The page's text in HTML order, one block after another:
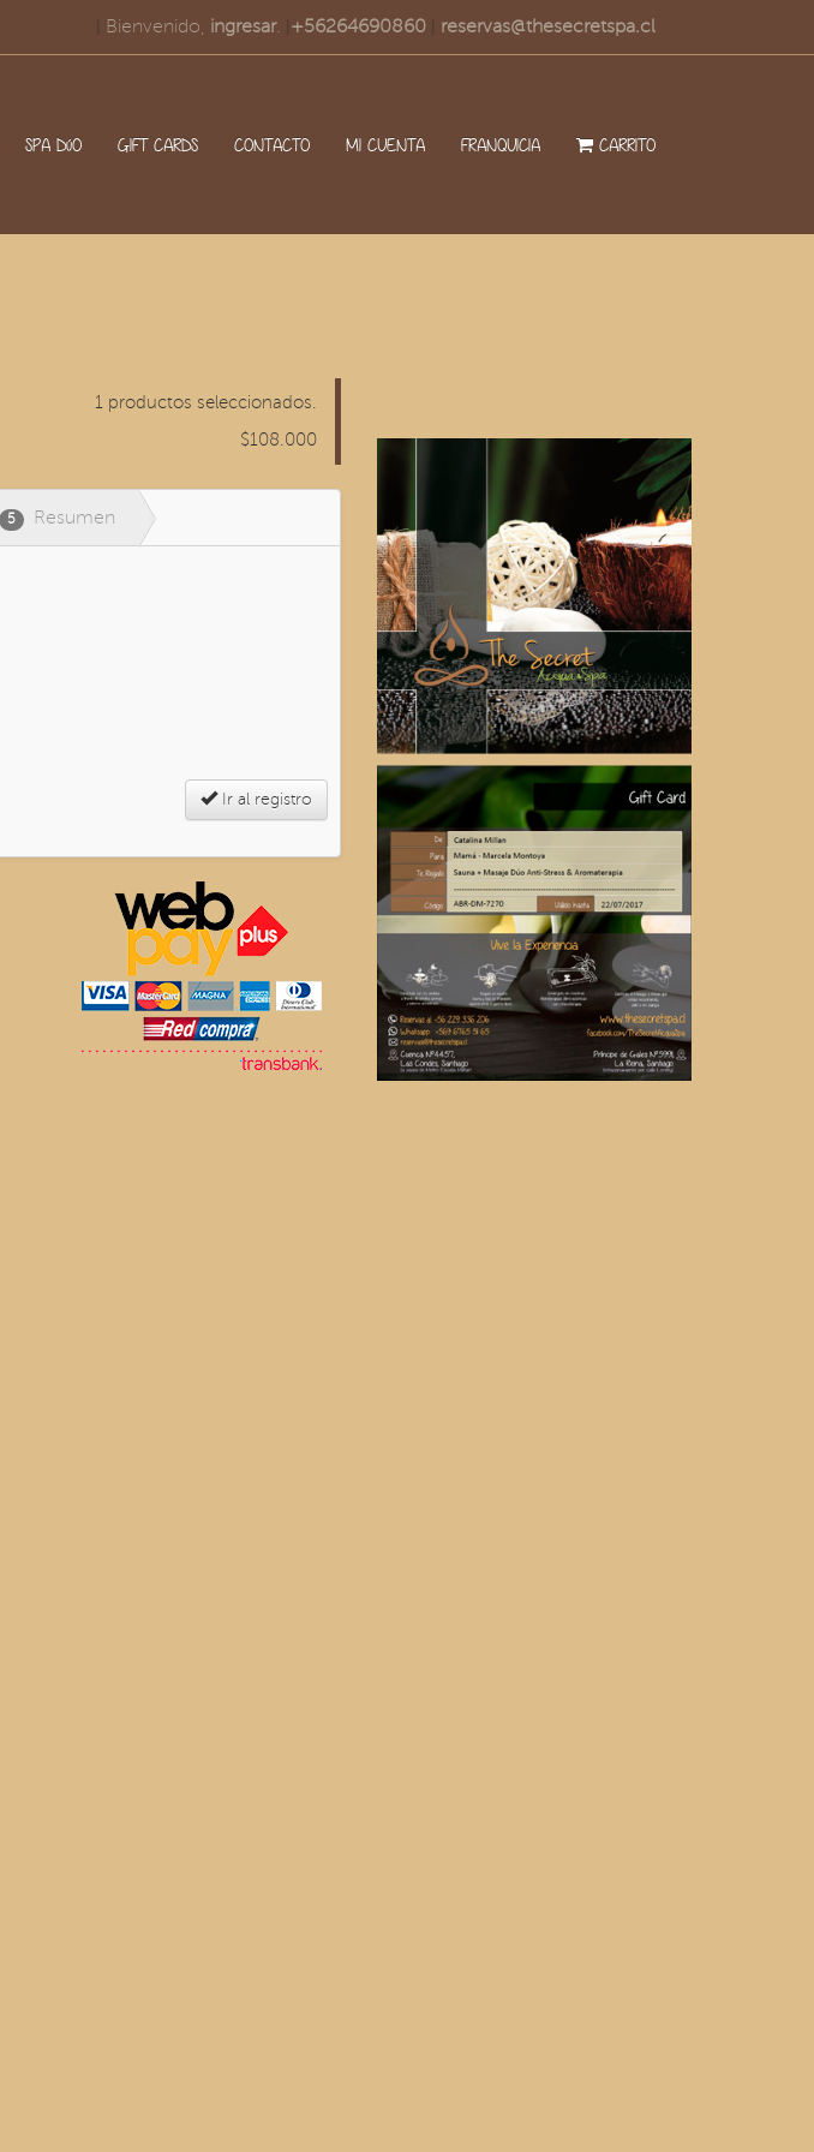
+56264690860 reservas@thesecretspa.cl
Bienvenido, ingresar.
SPA DúO GIFT CARDS CONTACTO MI CUENTA FRANQUICIA CARRITO
1 productos seleccionados.
$108.000
5 Resumen
Ir al registro